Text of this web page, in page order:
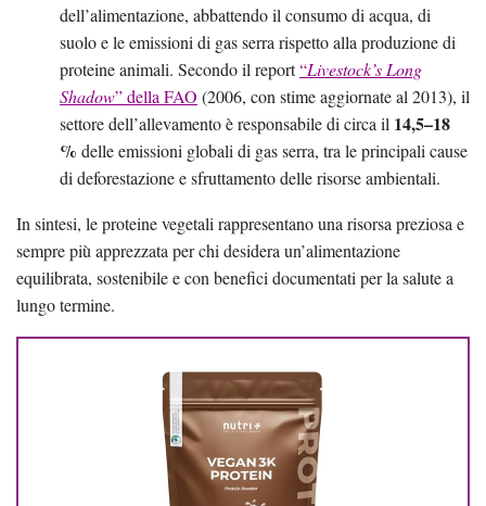
dell’alimentazione, abbattendo il consumo di acqua, di
suolo e le emissioni di gas serra rispetto alla produzione di
proteine animali. Secondo il report“Livestock’s Long
Shadow” della FAO (2006, con stime aggiornate al 2013), il
settore dell’allevamento è responsabile di circa il 14,5–18
% delle emissioni globali di gas serra, tra le principali cause
di deforestazione e sfruttamento delle risorse ambientali.
In sintesi, le proteine vegetali rappresentano una risorsa preziosa e
sempre più apprezzata per chi desidera un’alimentazione
equilibrata, sostenibile e con benefici documentati per la salute a
lungo termine.